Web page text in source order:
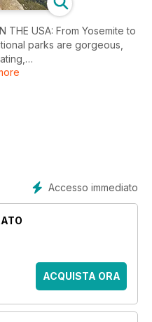
THE USA: From Yosemite to
parks are gorgeous,
Pack you bags and
bucket list items and once-
from abundant natural
with us as we travel to this
providing a
state to state, and coast to
on social media and
is more alive now than
Voyage!
Accesso immediato
ACQUISTA ORA